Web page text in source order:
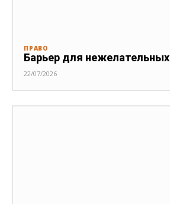
ПРАВО
Барьер для нежелательных
22/07/2026